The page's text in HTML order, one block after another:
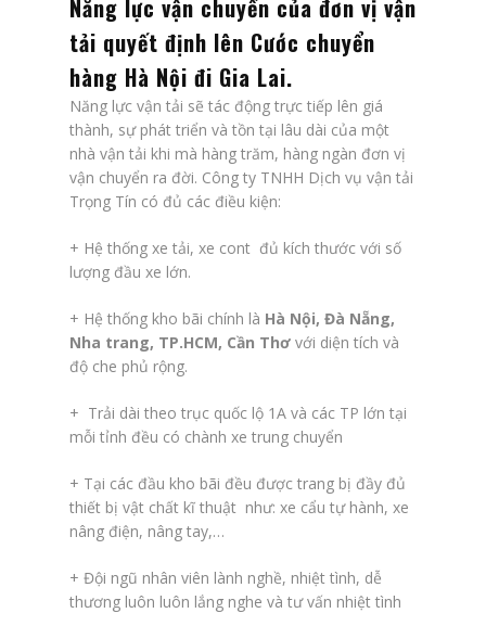
Năng lực vận chuyển của đơn vị vận
tải quyết định lên Cước chuyển
hàng Hà Nội đi Gia Lai.
Năng lực vận tải sẽ tác động trực tiếp lên giá
thành, sự phát triển và tồn tại lâu dài của một
nhà vận tải khi mà hàng trăm, hàng ngàn đơn vị
vận chuyển ra đời. Công ty TNHH Dịch vụ vận tải
Trọng Tín có đủ các điều kiện:
+ Hệ thống xe tải, xe cont đủ kích thước với số
lượng đầu xe lớn.
+ Hệ thống kho bãi chính là Hà Nội, Đà Nẵng,
Nha trang, TP.HCM, Cần Thơ với diện tích và
độ che phủ rộng.
+ Trải dài theo trục quốc lộ 1A và các TP lớn tại
mỗi tỉnh đều có chành xe trung chuyển
+ Tại các đầu kho bãi đều được trang bị đầy đủ
thiết bị vật chất kĩ thuật như: xe cẩu tự hành, xe
nâng điện, nâng tay,…
+ Đội ngũ nhân viên lành nghề, nhiệt tình, dễ
thương luôn luôn lắng nghe và tư vấn nhiệt tình